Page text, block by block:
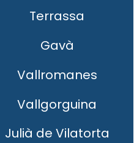
Terrassa
Gavà
Vallromanes
Vallgorguina
Julià de Vilatorta